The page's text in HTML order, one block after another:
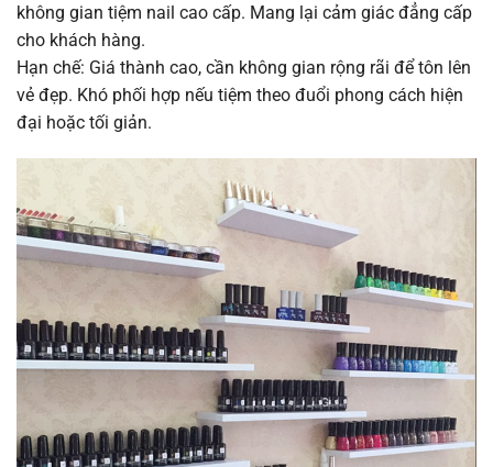
không gian tiệm nail cao cấp. Mang lại cảm giác đẳng cấp
cho khách hàng.
Hạn chế: Giá thành cao, cần không gian rộng rãi để tôn lên
vẻ đẹp. Khó phối hợp nếu tiệm theo đuổi phong cách hiện
đại hoặc tối giản.